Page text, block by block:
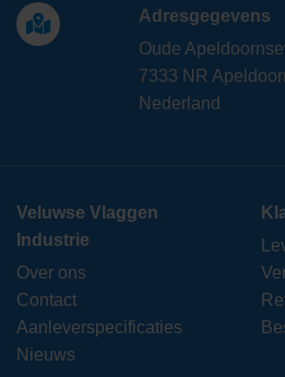
Adresgegevens
Oude
7333 NR
Nederland
Veluwse Vlaggen
Industrie
Over ons
Contact
Aanleverspecificaties
Nieuws